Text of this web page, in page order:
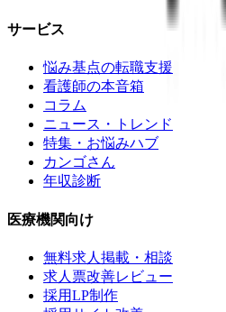
サービス
悩み基点の転職支援
看護師の本音箱
コラム
ニュース・トレンド
特集・お悩みハブ
カンゴさん
年収診断
医療機関向け
無料求人掲載・相談
求人票改善レビュー
採用LP制作